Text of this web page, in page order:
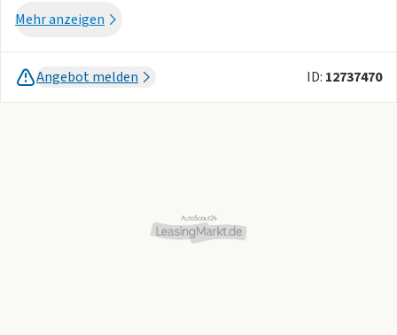
Einzelstück! Tageszulassung ohne Kilometer!
Mehr anzeigen
Angebot melden ID: 12737470